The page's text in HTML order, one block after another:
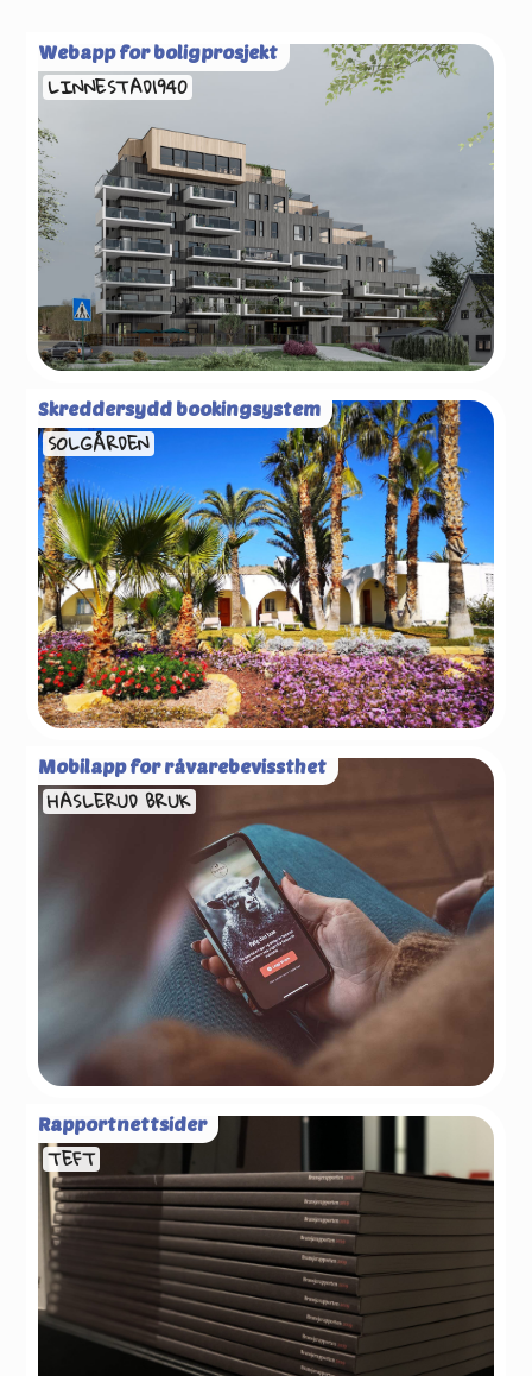
Webapp for boligprosjekt
LINNESTAD1940
Skreddersydd bookingsystem
SOLGÅRDEN
Mobilapp for råvarebevissthet
HASLERUD BRUK
Rapportnettsider
TEFT